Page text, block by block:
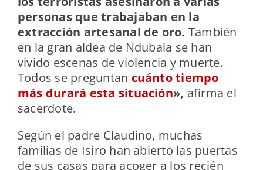
personas que trabajaban en la
extracción artesanal de oro. También
en la gran aldea de Ndubala se han
vivido escenas de violencia y muerte.
Todos se preguntan cuánto tiempo
más durará esta situación», afirma el
sacerdote.
Según el padre Claudino, muchas
familias de Isiro han abierto las puertas
de sus casas para acoger a los recién